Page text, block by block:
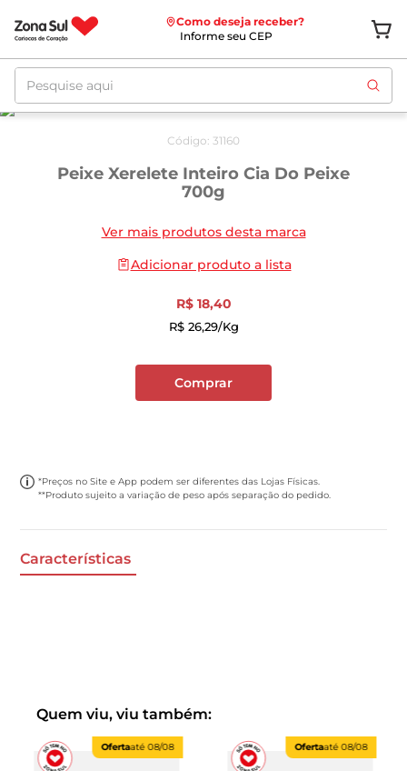
Como deseja receber?
Informe seu CEP
Pesquise aqui
Código: 31160
Peixe Xerelete Inteiro Cia Do Peixe
700g
Ver mais produtos desta marca
Adicionar produto a lista
R$ 18,40
R$ 26,29/kg
Comprar
*Preços no Site e App podem ser diferentes das Lojas Físicas.
**Produto sujeito a variação de peso após separação do pedido.
Características
Quem viu, viu também:
Ofertaaté08/08 Ofertaaté08/08